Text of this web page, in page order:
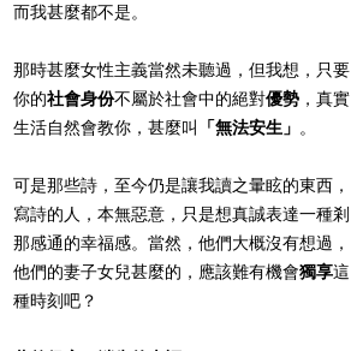
而我甚麼都不是。
那時甚麼女性主義當然未聽過，但我想，只要
你的社會身份不屬於社會中的絕對優勢 ，真實
生活自然會教你，甚麼叫
「無法安生」 。
可是那些詩，至今仍是讓我讀之暈眩的東西，
寫詩的人，本無惡意，只是想真誠表達一種剎
那感通的幸福感。當然，他們大概沒有想過，
他們的妻子女兒甚麼的，應該難有機會獨享這
種時刻吧？